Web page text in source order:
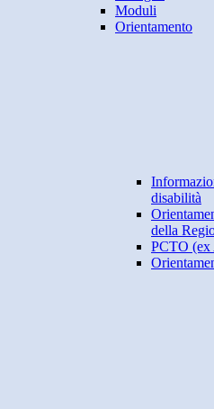
Moduli
Orientamento
disabilità
della
PCTO